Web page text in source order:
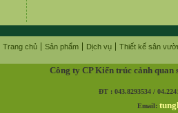
Trang chủ Sản phẩm Dịch vụ Thiết kế sân
Công ty CP Kiến trúc cảnh
ĐT : 043.8293534 /
Email: